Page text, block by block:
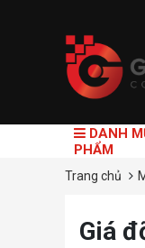
DANH
PHẨM
Trang chủ
Giá